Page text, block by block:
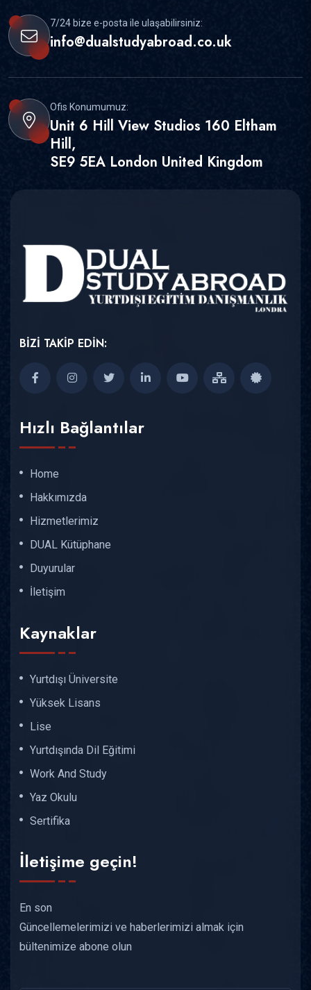
7/24 bize e-posta ile ulaşabilirsiniz:
info@dualstudyabroad.co.uk
Ofis Konumumuz:
Unit 6 Hill View Studios 160 Eltham
Hill,
SE9 5EA London United Kingdom
BİZİ TAKİP EDİN:
Hızlı Bağlantılar
Home
Hakkımızda
Hizmetlerimiz
DUAL Kütüphane
Duyurular
İletişim
Kaynaklar
Yurtdışı Üniversite
Yüksek Lisans
Lise
Yurtdışında Dil Eğitimi
Work And Study
Yaz Okulu
Sertifika
İletişime geçin!
En son
Güncellemelerimizi ve haberlerimizi almak için
bültenimize abone olun